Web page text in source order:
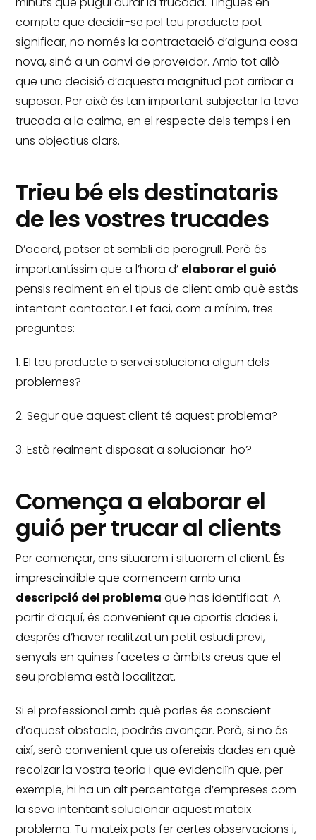
compte que decidir-se pel teu producte pot
significar, no només la contractació d’alguna cosa
nova, sinó a un canvi de proveïdor.Amb tot allò
que una decisió d’aquesta magnitud pot arribar a
suposar.Per això és tan important subjectar la teva
trucada a la calma, en el respecte dels temps i en
uns objectius clars.
Trieu bé els destinataris
de les vostres trucades
D’acord, potser et sembli de perogrull.Però és
importantíssim que a l’hora d’ elaborar el guió
pensis realment en el tipus de client amb què estàs
intentant contactar.I et faci, com a mínim, tres
preguntes:
1. El teu producte o servei soluciona algun dels
problemes?
2. Segur que aquest client té aquest problema?
3. Està realment disposat a solucionar-ho?
Comença a elaborar el
guió per trucar al clients
Per començar, ens situarem i situarem el client.És
imprescindible que comencem amb una
descripció del problema que has identificat.A
partir d’aquí, és convenient que aportis dades i,
després d’haver realitzat un petit estudi previ,
senyals en quines facetes o àmbits creus que el
seu problema està localitzat.
Si el professional amb què parles és conscient
d’aquest obstacle, podràs avançar.Però, si no és
així, serà convenient que us ofereixis dades en què
recolzar la vostra teoria i que evidenciïn que, per
exemple, hi ha un alt percentatge d’empreses com
la seva intentant solucionar aquest mateix
problema.Tu mateix pots fer certes observacions i,